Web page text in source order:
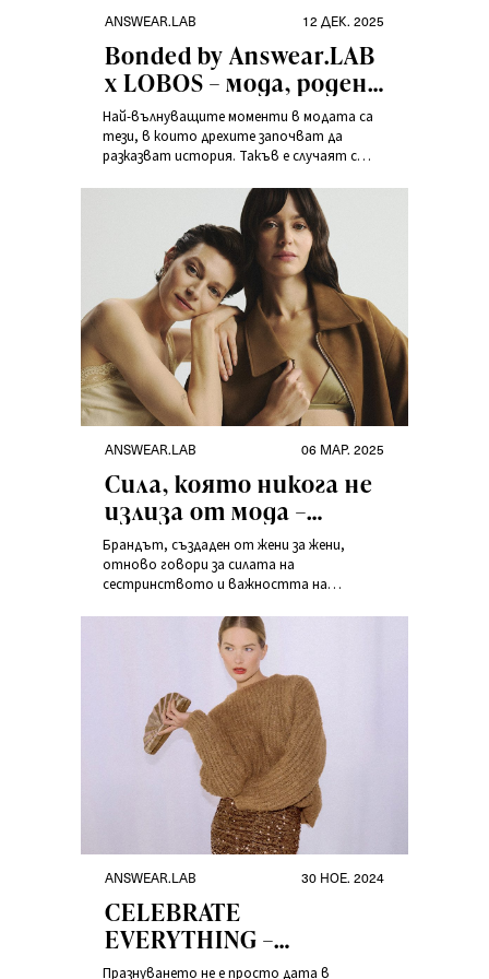
ANSWEAR.LAB 12 ДЕК. 2025
Bonded by Answear.LAB
x LOBOS – мода, родена
от споделена визия
Най-вълнуващите моменти в модата са
тези, в които дрехите започват да
разказват история. Такъв е случаят с
серия, с която Answear.LAB поставя
началото на поредица от творчески
колаборации с избрани брандове.
ANSWEAR.LAB 06 МАР. 2025
Сила, която никога не
излиза от мода –
колекцията
„Sisterhood Stories” от
Answear.LAB
Брандът, създаден от жени за жени,
отново говори за силата на
сестринството и важността на
„Sisterhood Stories” е поклон пред
съвременните жени, които постигат
повече заедно и искат да споделят този
ANSWEAR.LAB 30 НОЕ. 2024
CELEBRATE
EVERYTHING –
Отбелязвай
Празнуването не е просто дата в